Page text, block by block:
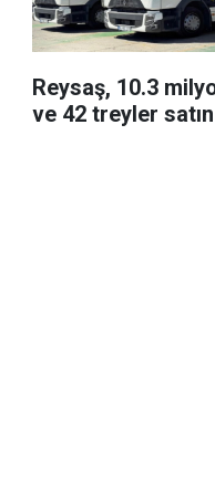
Reysaş, 10.3
ve 42 treyler satın